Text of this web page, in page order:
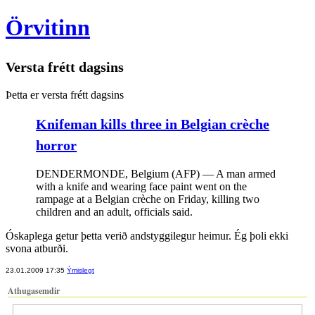
Örvitinn
Versta frétt dagsins
Þetta er versta frétt dagsins
Knifeman kills three in Belgian crèche
horror
DENDERMONDE, Belgium (AFP) — A man armed
with a knife and wearing face paint went on the
rampage at a Belgian crèche on Friday, killing two
children and an adult, officials said.
Óskaplega getur þetta verið andstyggilegur heimur. Ég þoli ekki
svona atburði.
23.01.2009 17:35 Ýmislegt
Athugasemdir